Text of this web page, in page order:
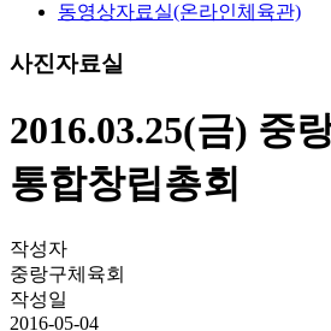
동영상자료실(온라인체육관)
사진자료실
2016.03.25(금) 중
통합창립총회
작성자
중랑구체육회
작성일
2016-05-04